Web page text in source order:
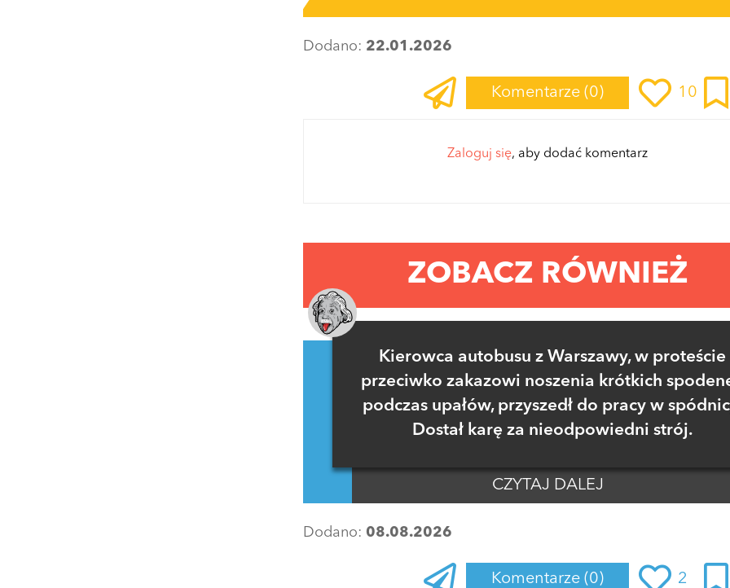
Dodano: 22.01.2026
Komentarze (0) 10
Zaloguj się, aby dodać komentarz
ZOBACZ RÓWNIEŻ
Kierowca autobusu z Warszawy, w proteście
przeciwko zakazowi noszenia krótkich
podczas upałów, przyszedł do pracy w
Dostał karę za nieodpowiedni strój.
CZYTAJ DALEJ
Dodano: 08.08.2026
Komentarze (0) 2